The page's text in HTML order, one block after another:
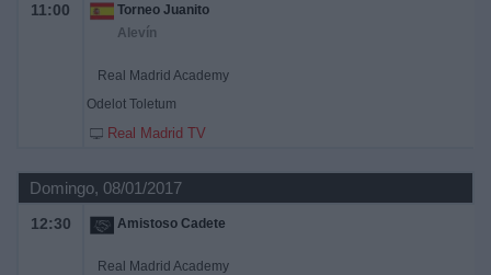
11:00
Torneo Juanito
Alevín
Real Madrid Academy
Odelot Toletum
Real Madrid TV
Domingo, 08/01/2017
12:30 Amistoso Cadete
Real Madrid Academy